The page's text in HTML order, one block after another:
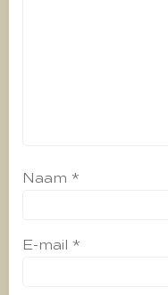
Naam *
E-mail *